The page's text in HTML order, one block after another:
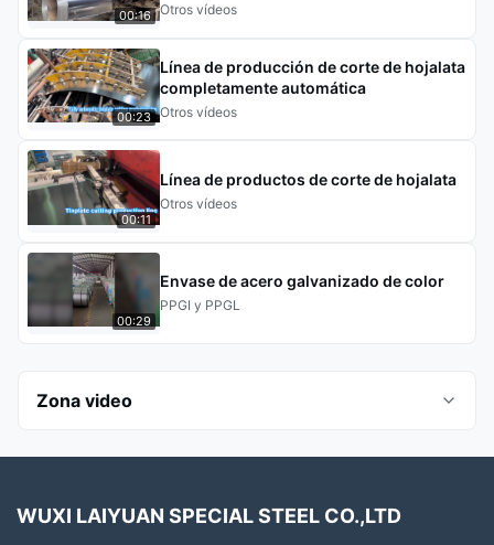
00:16 Otros vídeos
00:23
Línea de producción de corte de hojalata
completamente automática
Otros vídeos
00:11
Línea de productos de corte de hojalata
Otros vídeos
00:29
Envase de acero galvanizado de color
PPGI y PPGL
Zona video
Aluminio Acero
WUXI LAIYUAN SPECIAL STEEL CO.,LTD